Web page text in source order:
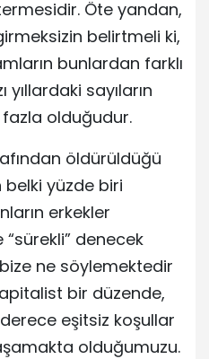
Öte yandan,
belirtmeli ki,
bunlardan farklı
yıllardaki sayıların
fazla olduğudur.
öldürüldüğü
belki yüzde biri
erkekler
denecek
ne söylemektedir
bir düzende,
eşitsiz koşullar
olduğumuzu.